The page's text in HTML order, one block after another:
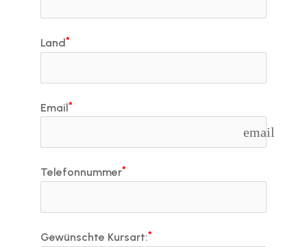
Land
Email
email
Telefonnummer
Gewünschte Kursart: